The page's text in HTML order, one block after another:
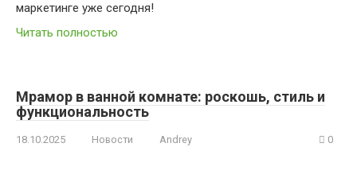
маркетинге уже сегодня!
Читать полностью
Мрамор в ванной комнате: роскошь, стиль и
функциональность
18.10.2025 Новости Andrey 0